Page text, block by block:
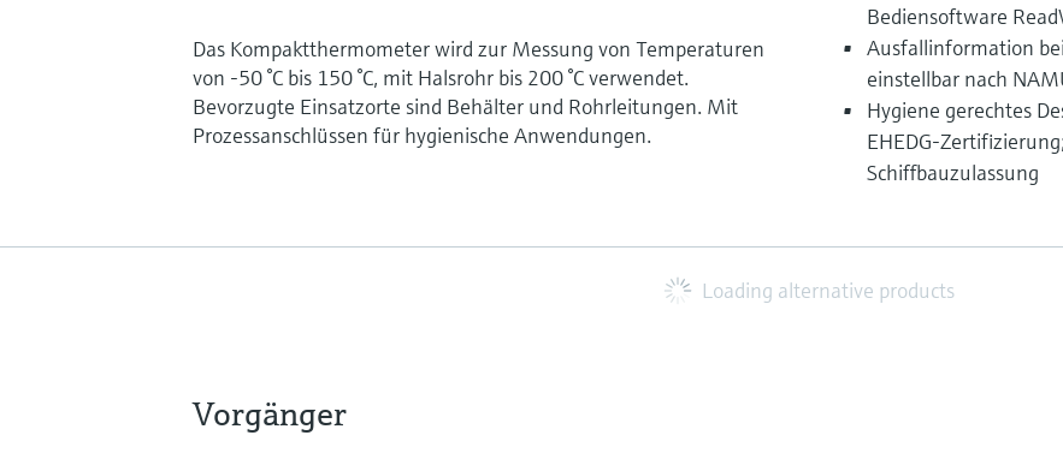
Das Kompaktthermometer wird zur Messung von Temperaturen
von -50 °C bis 150 °C, mit Halsrohr bis 200 °C verwendet.
Bevorzugte Einsatzorte sind Behälter und Rohrleitungen. Mit
Prozessanschlüssen für hygienische Anwendungen.
Bediensoftware
Ausfallinformation
einstellbar nach
Hygiene gerechtes
EHEDG-
Schiffbauzulassung
Loading alternative products
Vorgänger